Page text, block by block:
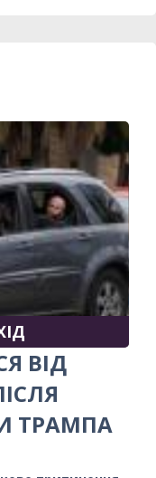
ВІД
ТРАМПА